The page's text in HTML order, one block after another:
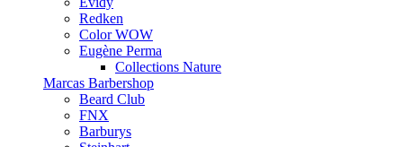
Redken
Color WOW
Eugène Perma
Collections Nature
Marcas Barbershop
Beard Club
FNX
Barburys